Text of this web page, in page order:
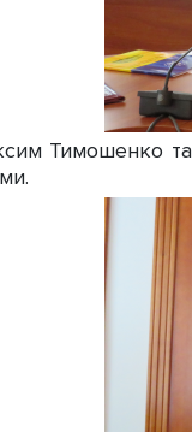
Тимошенко та